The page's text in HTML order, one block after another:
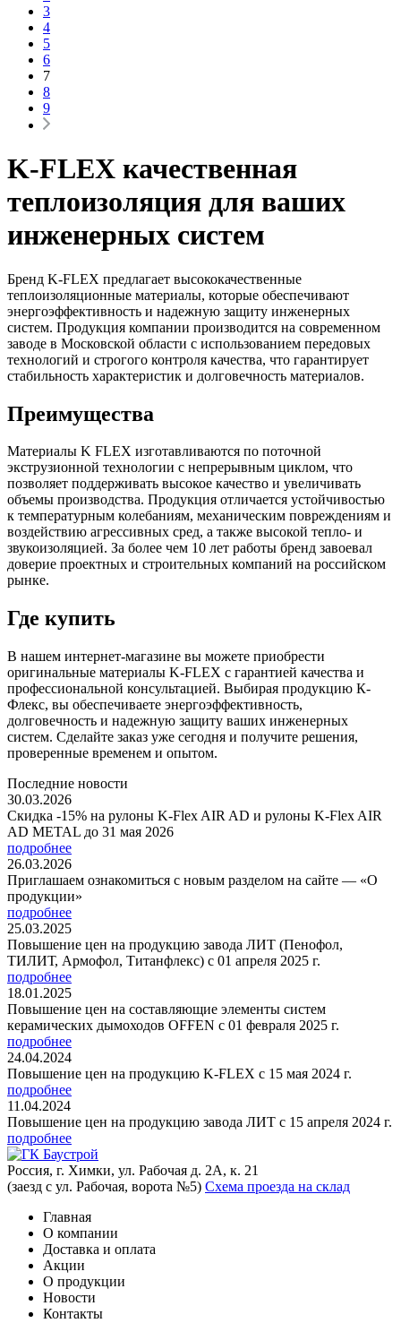
3
4
5
6
7
8
9
K-FLEX качественная
теплоизоляция для ваших
инженерных систем
Бренд K-FLEX предлагает высококачественные
теплоизоляционные материалы, которые обеспечивают
энергоэффективность и надежную защиту инженерных
систем. Продукция компании производится на современном
заводе в Московской области с использованием передовых
технологий и строгого контроля качества, что гарантирует
стабильность характеристик и долговечность материалов.
Преимущества
Материалы K FLEX изготавливаются по поточной
экструзионной технологии с непрерывным циклом, что
позволяет поддерживать высокое качество и увеличивать
объемы производства. Продукция отличается устойчивостью
к температурным колебаниям, механическим повреждениям и
воздействию агрессивных сред, а также высокой тепло- и
звукоизоляцией. За более чем 10 лет работы бренд завоевал
доверие проектных и строительных компаний на российском
рынке.
Где купить
В нашем интернет-магазине вы можете приобрести
оригинальные материалы K-FLEX с гарантией качества и
профессиональной консультацией. Выбирая продукцию К-
Флекс, вы обеспечиваете энергоэффективность,
долговечность и надежную защиту ваших инженерных
систем. Сделайте заказ уже сегодня и получите решения,
проверенные временем и опытом.
Последние новости
30.03.2026
Скидка -15% на рулоны K-Flex AIR AD и рулоны K-Flex AIR
AD METAL до 31 мая 2026
подробнее
26.03.2026
Приглашаем ознакомиться с новым разделом на сайте — «О
продукции»
подробнее
25.03.2025
Повышение цен на продукцию завода ЛИТ (Пенофол,
ТИЛИТ, Армофол, Титанфлекс) с 01 апреля 2025 г.
подробнее
18.01.2025
Повышение цен на составляющие элементы систем
керамических дымоходов OFFEN с 01 февраля 2025 г.
подробнее
24.04.2024
Повышение цен на продукцию K-FLEX с 15 мая 2024 г.
подробнее
11.04.2024
Повышение цен на продукцию завода ЛИТ с 15 апреля 2024 г.
подробнее
Россия, г. Химки, ул. Рабочая д. 2А, к. 21
(заезд с ул. Рабочая, ворота №5) Схема проезда на склад
Главная
О компании
Доставка и оплата
Акции
О продукции
Новости
Контакты